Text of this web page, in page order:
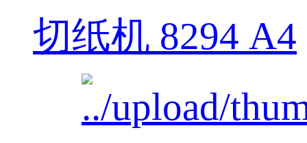
切纸机 8294 A4